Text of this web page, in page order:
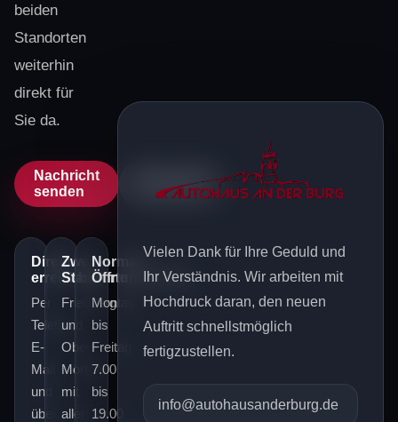
beiden
Standorten
weiterhin
direkt für
Sie da.
Nachricht
senden
ansehen
Direkt
erreichbar
Per
Telefon,
E-
Mail
und
über
Zwei
Standorte
Friedberg
und
Ober-
Mörlen
mit
allen
Normale
Öffnungszeiten
Montag
bis
Freitag
7.00
bis
19.00
Vielen Dank für Ihre Geduld und
Ihr Verständnis. Wir arbeiten mit
Hochdruck daran, den neuen
Auftritt schnellstmöglich
fertigzustellen.
info@autohausanderburg.de